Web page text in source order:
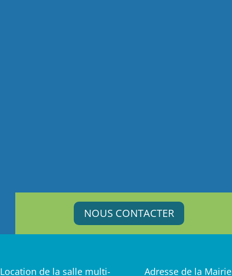
NOUS CONTACTER
Location de la salle multi- Adresse de la Mairie